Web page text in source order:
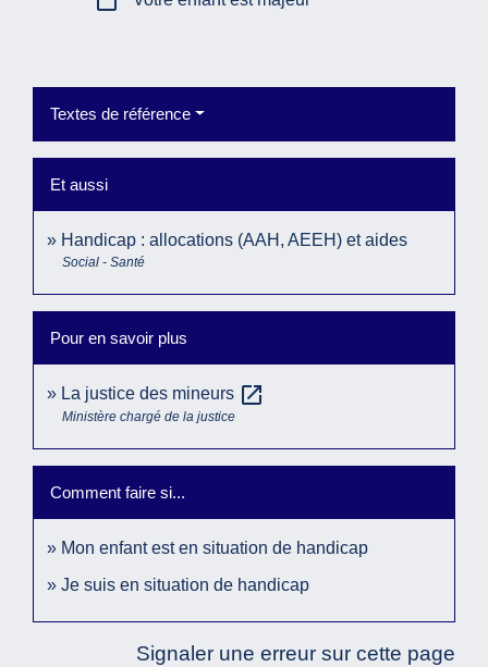
Textes de référence
Et aussi
Handicap : allocations (AAH, AEEH) et aides
Social - Santé
Pour en savoir plus
La justice des mineurs open_in_new
Ministère chargé de la justice
Comment faire si...
Mon enfant est en situation de handicap
Je suis en situation de handicap
Signaler une erreur sur cette page